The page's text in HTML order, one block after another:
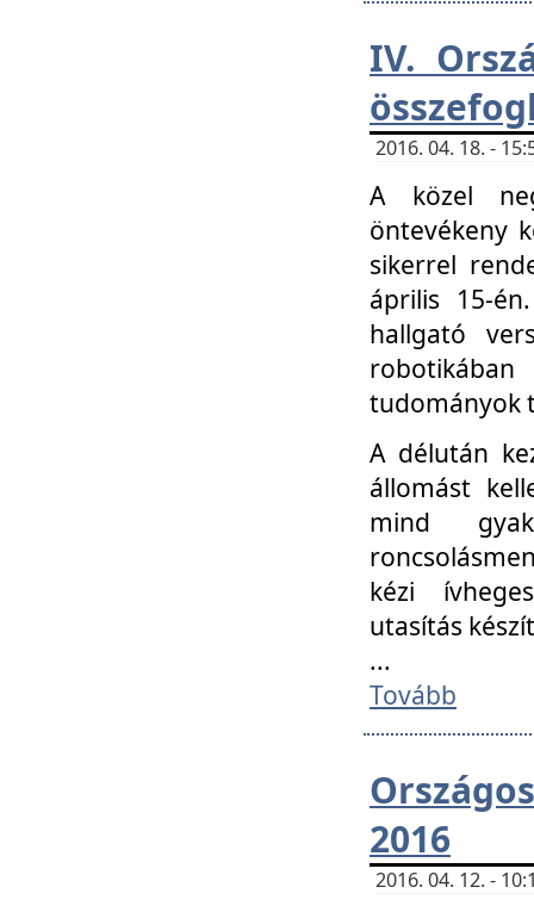
IV.
2016. 04. 18. -
A közel
öntevékeny
sikerrel
április 15-
hallgató
tudományok
A délután
állomást
mind
kézi
utasítás
...
Tovább
2016
2016. 04. 12. -